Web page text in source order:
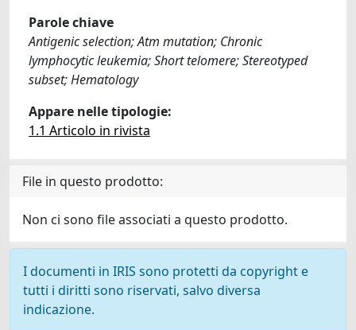
Parole chiave
Antigenic selection; Atm mutation; Chronic
lymphocytic leukemia; Short telomere; Stereotyped
subset; Hematology
Appare nelle tipologie:
1.1 Articolo in rivista
File in questo prodotto:
Non ci sono file associati a questo prodotto.
I documenti in IRIS sono protetti da copyright e
tutti i diritti sono riservati, salvo diversa
indicazione.